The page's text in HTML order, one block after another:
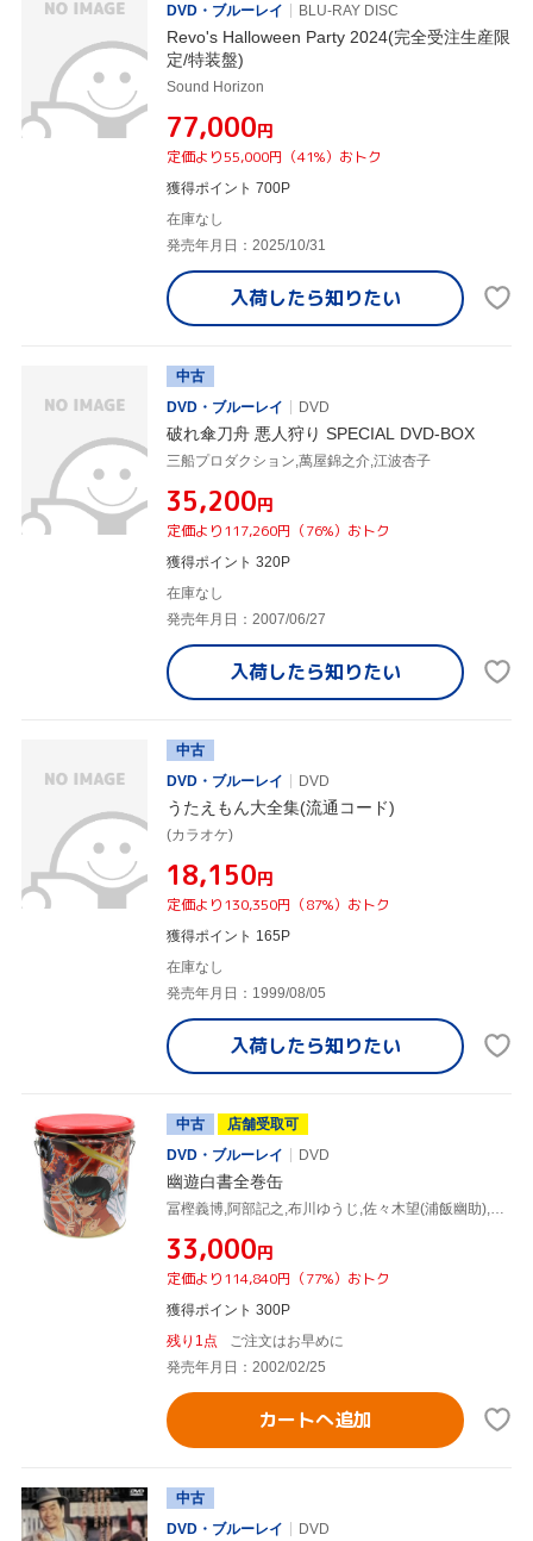
DVD・ブルーレイ
BLU-RAY DISC
Revo's Halloween Party 2024(完全受注生産限
定/特装盤)
Sound Horizon
¥77,000円
定価より55,000円（41%）おトク
獲得ポイント 700P
在庫なし
発売年月日：2025/10/31
入荷したら知りたい
中古
DVD・ブルーレイ
DVD
破れ傘刀舟 悪人狩り SPECIAL DVD-BOX
三船プロダクション,萬屋錦之介,江波杏子
¥35,200円
定価より117,260円（76%）おトク
獲得ポイント 320P
在庫なし
発売年月日：2007/06/27
入荷したら知りたい
中古
DVD・ブルーレイ
DVD
うたえもん大全集(流通コード)
(カラオケ)
¥18,150円
定価より130,350円（87%）おトク
獲得ポイント 165P
在庫なし
発売年月日：1999/08/05
入荷したら知りたい
中古
店舗受取可
DVD・ブルーレイ
DVD
幽遊白書全巻缶
¥33,000円
定価より114,840円（77%）おトク
獲得ポイント 300P
残り1点
ご注文はお早めに
発売年月日：2002/02/25
カートへ追加
中古
DVD・ブルーレイ
DVD